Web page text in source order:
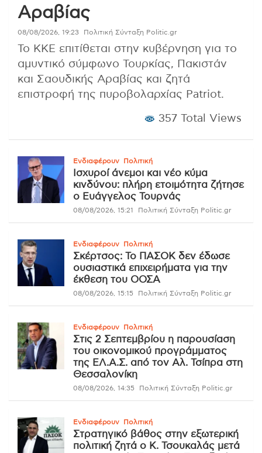
Αραβίας
08/08/2026, 19:23 Πολιτική Σύνταξη Politic.gr
Το ΚΚΕ επιτίθεται στην κυβέρνηση για το
αμυντικό σύμφωνο Τουρκίας, Πακιστάν
και Σαουδικής Αραβίας και ζητά
επιστροφή της πυροβολαρχίας Patriot.
357 Total Views
Ενδιαφέρουν Πολιτική
Ισχυροί άνεμοι και νέο κύμα
κινδύνου: πλήρη ετοιμότητα ζήτησε
ο Ευάγγελος Τουρνάς
08/08/2026, 15:21 Πολιτική Σύνταξη Politic.gr
Ενδιαφέρουν Πολιτική
Σκέρτσος: Το ΠΑΣΟΚ δεν έδωσε
ουσιαστικά επιχειρήματα για την
έκθεση του ΟΟΣΑ
08/08/2026, 15:15 Πολιτική Σύνταξη Politic.gr
Ενδιαφέρουν Πολιτική
Στις 2 Σεπτεμβρίου η παρουσίαση
του οικονομικού προγράμματος
της ΕΛ.Α.Σ. από τον Αλ. Τσίπρα στη
Θεσσαλονίκη
08/08/2026, 14:35 Πολιτική Σύνταξη Politic.gr
Ενδιαφέρουν Πολιτική
Στρατηγικό βάθος στην εξωτερική
πολιτική ζητά ο Κ. Τσουκαλάς μετά